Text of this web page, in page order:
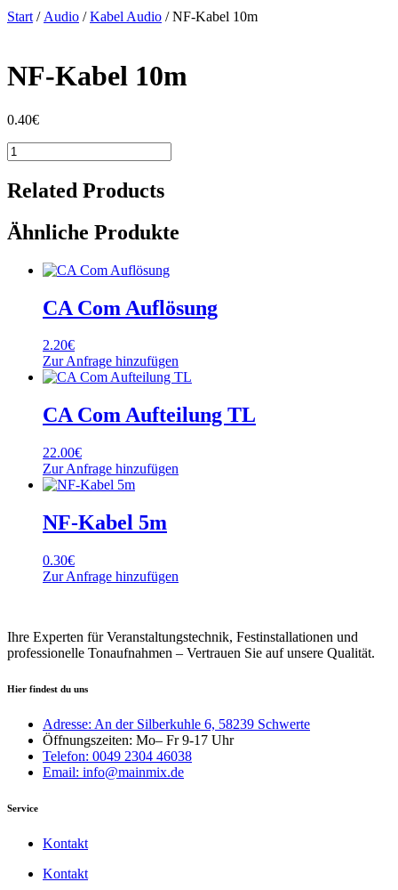
Start / Audio /Kabel Audio / NF-Kabel 10m
NF-Kabel 10m
0.40€
NF-
Kabel
10m
Menge
Related Products
Ähnliche Produkte
CA Com Auflösung
2.20€
Zur Anfrage hinzufügen
CA Com Aufteilung TL
22.00€
Zur Anfrage hinzufügen
NF-Kabel 5m
0.30€
Zur Anfrage hinzufügen
Ihre Experten für Veranstaltungstechnik, Festinstallationen und
professionelle Tonaufnahmen – Vertrauen Sie auf unsere Qualität.
Hier findest du uns
Adresse: An der Silberkuhle 6, 58239 Schwerte
Öffnungszeiten: Mo– Fr 9-17 Uhr
Telefon: 0049 2304 46038
Email: info@mainmix.de
Service
Kontakt
Kontakt